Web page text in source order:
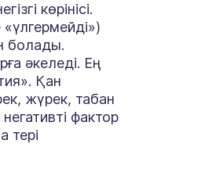
көрінісі.
болады.
әкеледі. Ең
Қан
жүрек, табан
фактор
тері